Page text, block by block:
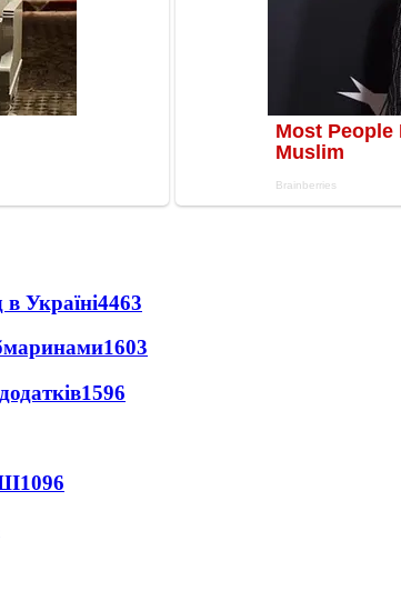
Україні4463
1603
1596
1096